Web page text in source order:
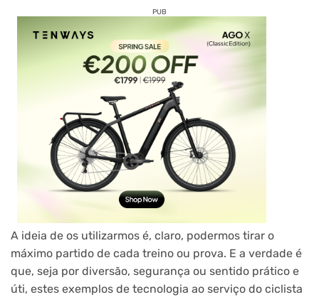
PUB
A ideia de os utilizarmos é, claro, podermos tirar o
máximo partido de cada treino ou prova. E a verdade é
que, seja por diversão, segurança ou sentido prático e
úti, estes exemplos de tecnologia ao serviço do ciclista